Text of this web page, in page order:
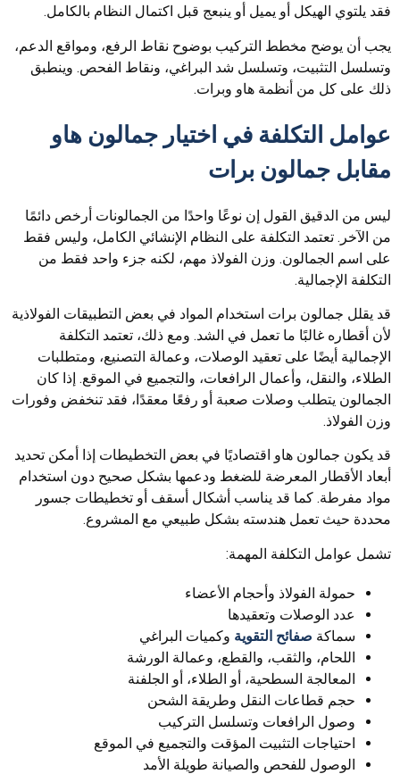
فقد يلتوي الهيكل أو يميل أو ينبعج قبل اكتمال النظام بالكامل.
يجب أن يوضح مخطط التركيب بوضوح نقاط الرفع، ومواقع الدعم،
وتسلسل التثبيت، وتسلسل شد البراغي، ونقاط الفحص. وينطبق
ذلك على كل من أنظمة هاو وبرات.
عوامل التكلفة في اختيار جمالون هاو
مقابل جمالون برات
ليس من الدقيق القول إن نوعًا واحدًا من الجمالونات أرخص دائمًا
من الآخر. تعتمد التكلفة على النظام الإنشائي الكامل، وليس فقط
على اسم الجمالون. وزن الفولاذ مهم، لكنه جزء واحد فقط من
التكلفة الإجمالية.
قد يقلل جمالون برات استخدام المواد في بعض التطبيقات الفولاذية
لأن أقطاره غالبًا ما تعمل في الشد. ومع ذلك، تعتمد التكلفة
الإجمالية أيضًا على تعقيد الوصلات، وعمالة التصنيع، ومتطلبات
الطلاء، والنقل، وأعمال الرافعات، والتجميع في الموقع. إذا كان
الجمالون يتطلب وصلات صعبة أو رفعًا معقدًا، فقد تنخفض وفورات
وزن الفولاذ.
قد يكون جمالون هاو اقتصاديًا في بعض التخطيطات إذا أمكن تحديد
أبعاد الأقطار المعرضة للضغط ودعمها بشكل صحيح دون استخدام
مواد مفرطة. كما قد يناسب أشكال أسقف أو تخطيطات جسور
محددة حيث تعمل هندسته بشكل طبيعي مع المشروع.
تشمل عوامل التكلفة المهمة:
حمولة الفولاذ وأحجام الأعضاء
عدد الوصلات وتعقيدها
سماكة صفائح التقوية وكميات البراغي
اللحام، والثقب، والقطع، وعمالة الورشة
المعالجة السطحية، أو الطلاء، أو الجلفنة
حجم قطاعات النقل وطريقة الشحن
وصول الرافعات وتسلسل التركيب
احتياجات التثبيت المؤقت والتجميع في الموقع
الوصول للفحص والصيانة طويلة الأمد